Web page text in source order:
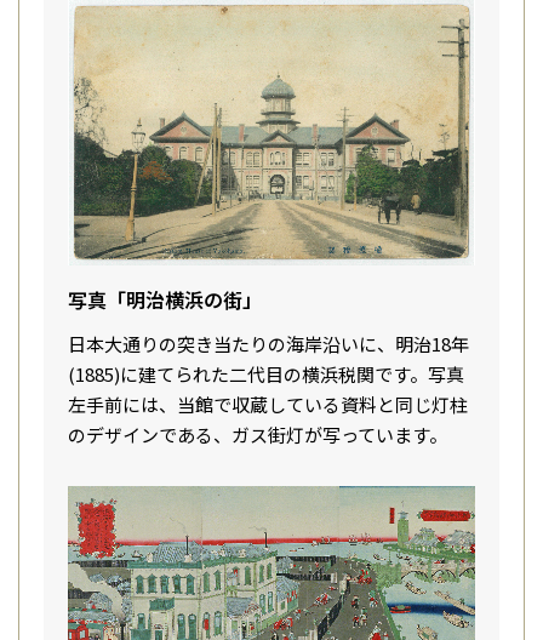
写真「明治横浜の街」
日本大通りの突き当たりの海岸沿いに、明治18年
(1885)に建てられた二代目の横浜税関です。写真
左手前には、当館で収蔵している資料と同じ灯柱
のデザインである、ガス街灯が写っています。